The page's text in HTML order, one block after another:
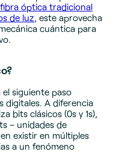
óptica tradicional
de luz, este aprovecha
cuántica para
siguiente paso
digitales. A diferencia
bits clásicos (0s y 1s),
– unidades de
existir en múltiples
a un fenómeno